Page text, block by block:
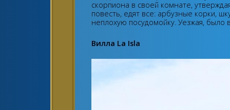
скорпиона в своей комнате,
повесть, едят все: арбузные корки,
неплохую посудомойку. Уезжая, было
Вилла La Isla